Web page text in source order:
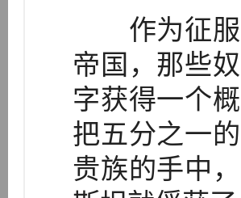
作为征服
帝国，那些
字获得一个
把五分之一
贵族的手中